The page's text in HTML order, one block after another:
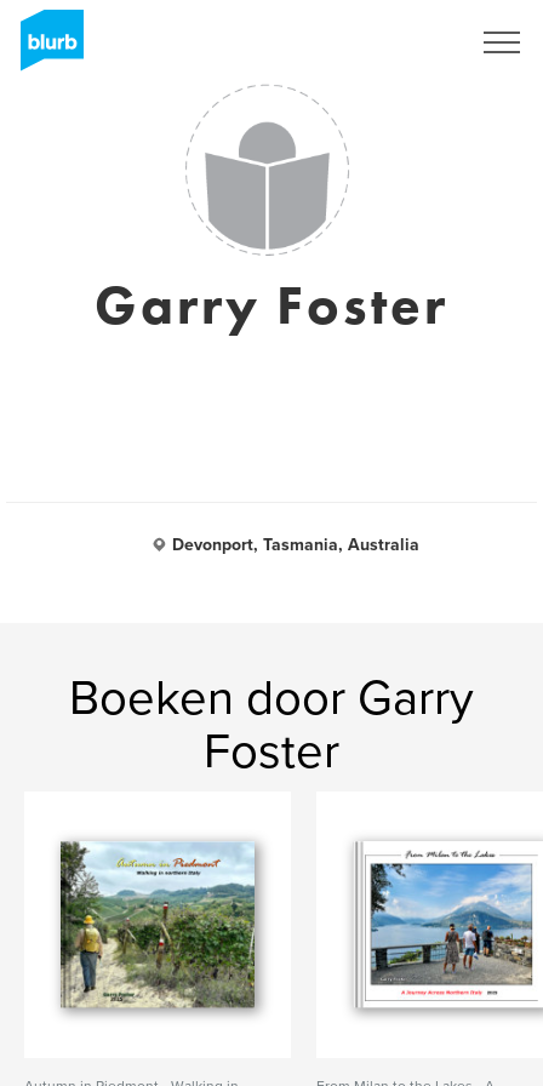
Garry Foster
Devonport, Tasmania, Australia
Boeken door Garry
Foster